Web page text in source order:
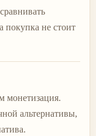
покупка не стоит
монетизация.
альтернативы,